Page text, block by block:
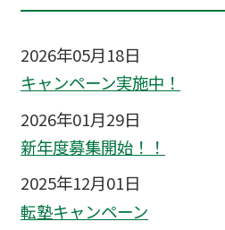
2026年05月18日
キャンペーン実施中！
2026年01月29日
新年度募集開始！！
2025年12月01日
転塾キャンペーン